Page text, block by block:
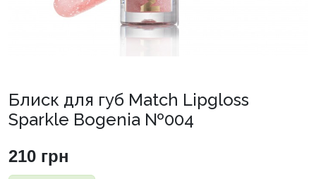
Блиск для губ Match Lipgloss
Sparkle Bogenia №004
210 грн